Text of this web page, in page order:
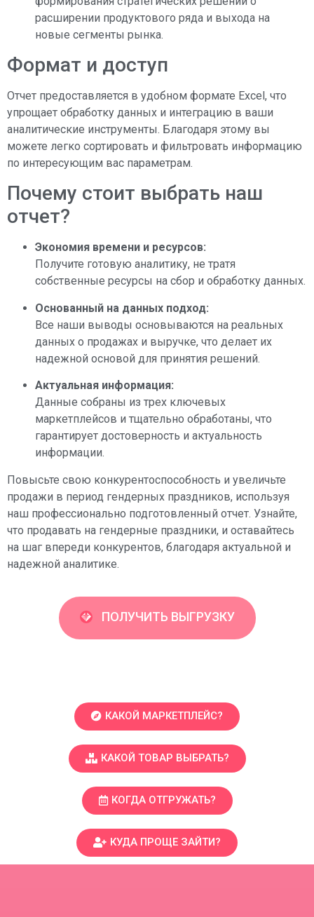
расширении продуктового ряда и выхода на
новые сегменты рынка.
Формат и доступ
Отчет предоставляется в удобном формате Excel, что
упрощает обработку данных и интеграцию в ваши
аналитические инструменты. Благодаря этому вы
можете легко сортировать и фильтровать информацию
по интересующим вас параметрам.
Почему стоит выбрать наш
отчет?
Экономия времени и ресурсов:
Получите готовую аналитику, не тратя
собственные ресурсы на сбор и обработку данных.
Основанный на данных подход:
Все наши выводы основываются на реальных
данных о продажах и выручке, что делает их
надежной основой для принятия решений.
Актуальная информация:
Данные собраны из трех ключевых
маркетплейсов и тщательно обработаны, что
гарантирует достоверность и актуальность
информации.
Повысьте свою конкурентоспособность и увеличьте
продажи в период гендерных праздников, используя
наш профессионально подготовленный отчет. Узнайте,
что продавать на гендерные праздники, и оставайтесь
на шаг впереди конкурентов, благодаря актуальной и
надежной аналитике.
ПОЛУЧИТЬ ВЫГРУЗКУ
КАКОЙ МАРКЕТПЛЕЙС?
КАКОЙ ТОВАР ВЫБРАТЬ?
КОГДА ОТГРУЖАТЬ?
КУДА ПРОЩЕ ЗАЙТИ?